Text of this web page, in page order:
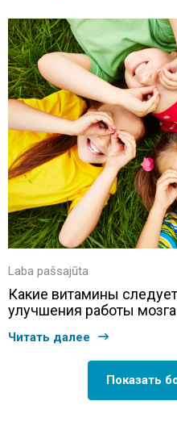
Laba pašsajūta
Какие витамины
улучшения работы
Читать далее
Показать